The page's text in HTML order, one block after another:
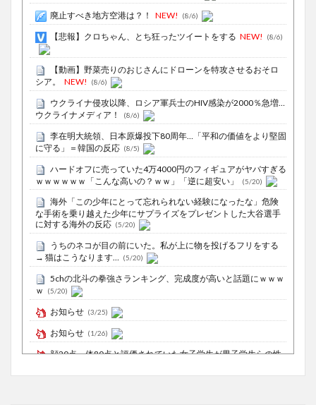
廃止すべき地方空港は？！ NEW! (8/6)
【悲報】クロちゃん、とち狂ったツイートをする NEW! (8/6)
【動画】野菜売りのおじさんにドローンを特攻させるおそロ
シア。
NEW! (8/6)
ウクライナ侵攻以降、ロシア軍兵士のHIV感染が2000％急増…
ウクライナメディア！
(8/6)
李在明大統領、日本原爆投下80周年…「平和の価値をより堅固
に守る」＝韓国の反応 (8/5)
ハードオフに売っていた4万4000円のフィギュアがヤバすぎる
ｗｗｗｗｗｗ「こんな高いの？ｗｗ」「逆に超安い」
(5/20)
海外「この少年にとって忘れられない経験になったな」危険
な手術を乗り越えた少年にサプライズをプレゼントした大谷選手
に対する海外の反応 (5/20)
うちのネコが目の前にいた。私が上に物を投げるフリをする
→ 猫はこうなります… (5/20)
5chの北斗の拳強さランキング、完成度が高いと話題にｗｗｗ
ｗ
(5/20)
お知らせ (3/25)
お知らせ (1/26)
顔20点、体80点と評価されていた女子学生が男子学生らの性